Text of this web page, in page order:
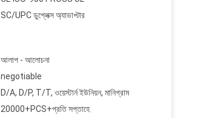
SC/UPC ডুপ্লেক্স অ্যাডাপ্টার
আলাপ - আলোচনা
negotiable
D/A, D/P, T/T, ওয়েস্টার্ন ইউনিয়ন, মানিগ্রাম
20000+PCS+প্রতি সপ্তাহে